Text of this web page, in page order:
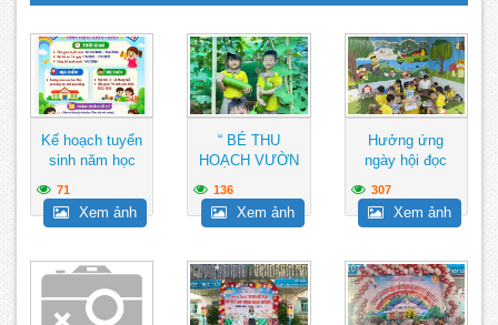
Kế hoạch tuyển
sinh năm học
71
Xem ảnh
“ BÉ THU
HOẠCH VƯỜN
136
Xem ảnh
Hưởng ứng
ngày hội đọc
307
Xem ảnh